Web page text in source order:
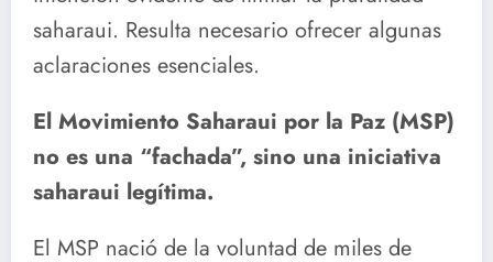
saharaui. Resulta necesario ofrecer algunas
aclaraciones esenciales.
El Movimiento Saharaui por la Paz (MSP)
no es una “fachada”, sino una iniciativa
saharaui legítima.
El MSP nació de la voluntad de miles de